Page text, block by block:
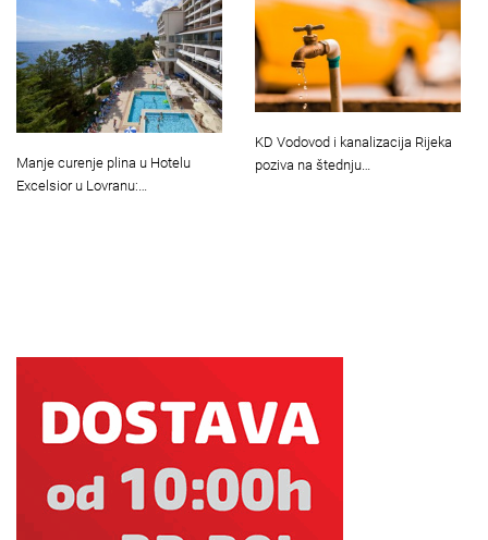
Manje curenje plina u Hotelu
Excelsior u Lovranu:…
KD Vodovod i kanalizacija Rijeka
poziva na štednju…